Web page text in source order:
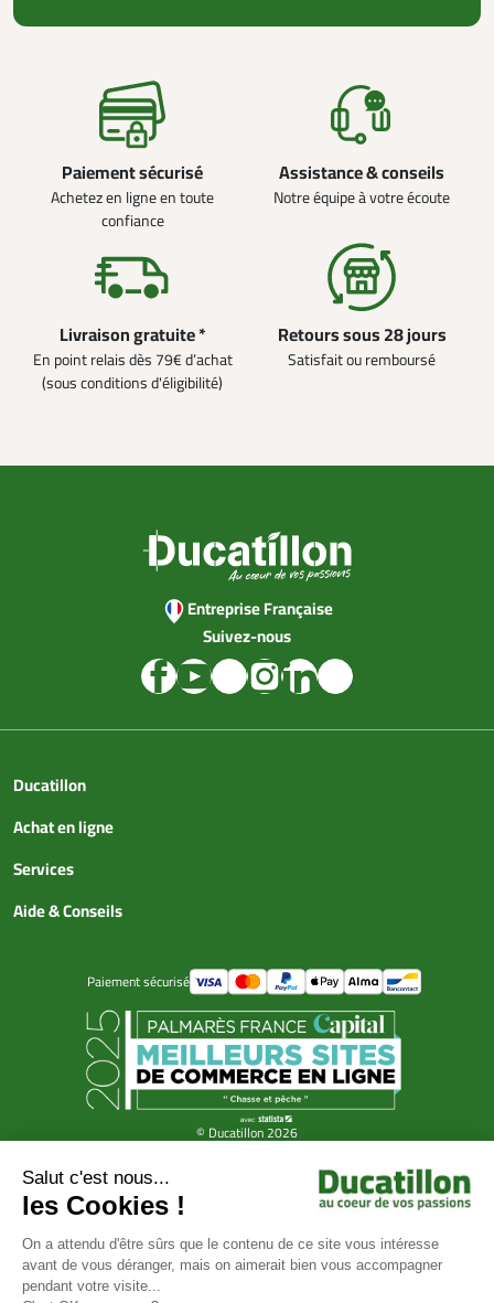
Paiement sécurisé
Achetez en ligne en toute
confiance
Assistance & conseils
Notre équipe à votre écoute
Livraison gratuite *
En point relais dès 79€ d’achat
(sous conditions d'éligibilité)
Retours sous 28 jours
Satisfait ou remboursé
Entreprise Française
Suivez-nous
Ducatillon
Achat en ligne
Services
Aide & Conseils
Paiement sécurisé
© Ducatillon 2026